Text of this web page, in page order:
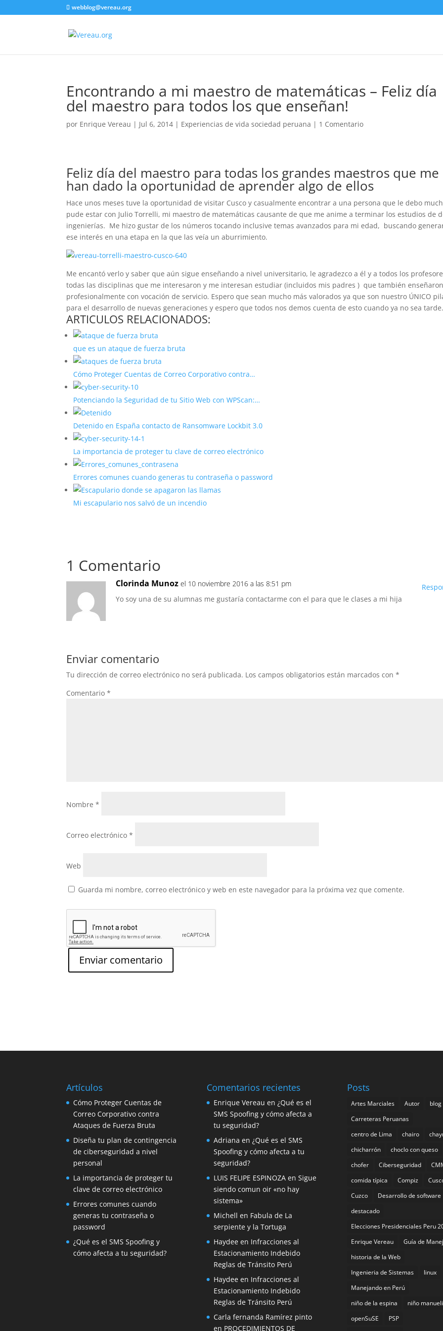
webblog@vereau.org
Encontrando a mi maestro de matemáticas – Feliz día
del maestro para todos los que enseñan!
por Enrique Vereau | Jul 6, 2014 | Experiencias de vida sociedad peruana | 1 Comentario
Feliz día del maestro para todas los grandes maestros que me
han dado la oportunidad de aprender algo de ellos
Hace unos meses tuve la oportunidad de visitar Cusco y casualmente encontrar a una persona que le debo
pude estar con Julio Torrelli, mi maestro de matemáticas causante de que me anime a terminar los estudios de
ingenierías. Me hizo gustar de los números tocando inclusive temas avanzados para mi edad, buscando
ese interés en una etapa en la que las veía un aburrimiento.
Me encantó verlo y saber que aún sigue enseñando a nivel universitario, le agradezco a él y a todos los
todas las disciplinas que me interesaron y me interesan estudiar (incluidos mis padres ) que también
profesionalmente con vocación de servicio. Espero que sean mucho más valorados ya que son nuestro ÚNICO
para el desarrollo de nuevas generaciones y espero que todos nos demos cuenta de esto cuando ya no sea
ARTICULOS RELACIONADOS:
que es un ataque de fuerza bruta
Cómo Proteger Cuentas de Correo Corporativo contra…
Potenciando la Seguridad de tu Sitio Web con WPScan:…
Detenido en España contacto de Ransomware Lockbit 3.0
La importancia de proteger tu clave de correo electrónico
Errores comunes cuando generas tu contraseña o password
Mi escapulario nos salvó de un incendio
1 Comentario
Clorinda Munoz el 10 noviembre 2016 a las 8:51 pm
Yo soy una de su alumnas me gustaría contactarme con el para que le clases a mi hija
Enviar comentario
Tu dirección de correo electrónico no será publicada. Los campos obligatorios están marcados con*
Comentario*
Nombre*
Correo electrónico*
Web
Guarda mi nombre, correo electrónico y web en este navegador para la próxima vez que comente.
Artículos
Cómo Proteger Cuentas de
Correo Corporativo contra
Ataques de Fuerza Bruta
Diseña tu plan de contingencia
de ciberseguridad a nivel
personal
La importancia de proteger tu
clave de correo electrónico
Errores comunes cuando
generas tu contraseña o
password
¿Qué es el SMS Spoofing y
cómo afecta a tu seguridad?
Comentarios recientes
Enrique Vereau en ¿Qué es el
SMS Spoofing y cómo afecta a
tu seguridad?
Adriana en ¿Qué es el SMS
Spoofing y cómo afecta a tu
seguridad?
LUIS FELIPE ESPINOZAen Sigue
siendo comun oir «no hay
sistema»
Michell en Fabula de La
serpiente y la Tortuga
Haydeeen Infracciones al
Estacionamiento Indebido
Reglas de Tránsito Perú
Haydeeen Infracciones al
Estacionamiento Indebido
Reglas de Tránsito Perú
Carla fernanda Ramírez pinto
en PROCEDIMIENTOS DE
Posts
Artes Marciales Autor
blog
Carreteras Peruanas
centro de Lima
chairo
chicharrón
choclo con queso
chofer
Ciberseguridad
comida tí­pica
Compiz
Cuzco
Desarrollo de software
destacado
Elecciones Presidenciales Peru
Enrique Vereau
Guía de
historia de la Web
Ingenieria de Sistemas
linux
Manejando en Perú
niño de la espina
niño
openSuSE
PSP